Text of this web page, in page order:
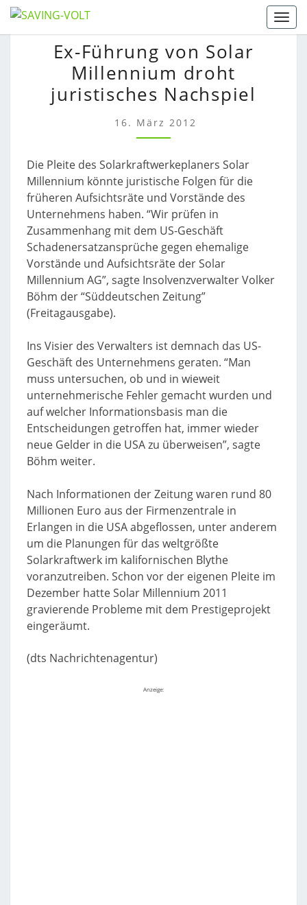
Skip
to
EX-
FÜHRUNG
VON
SOLAR
MILLENNIUM
DROHT
JURISTISCHES
Ex-Führung von Solar
Millennium droht
juristisches Nachspiel
16. März 2012
Die Pleite des Solarkraftwerkeplaners Solar
Millennium könnte juristische Folgen für die
früheren Aufsichtsräte und Vorstände des
Unternehmens haben. “Wir prüfen in
Zusammenhang mit dem US-Geschäft
Schadenersatzansprüche gegen ehemalige
Vorstände und Aufsichtsräte der Solar
Millennium AG”, sagte Insolvenzverwalter Volker
Böhm der “Süddeutschen Zeitung”
(Freitagausgabe).
Ins Visier des Verwalters ist demnach das US-
Geschäft des Unternehmens geraten. “Man
muss untersuchen, ob und in wieweit
unternehmerische Fehler gemacht wurden und
auf welcher Informationsbasis man die
Entscheidungen getroffen hat, immer wieder
neue Gelder in die USA zu überweisen”, sagte
Böhm weiter.
Nach Informationen der Zeitung waren rund 80
Millionen Euro aus der Firmenzentrale in
Erlangen in die USA abgeflossen, unter anderem
um die Planungen für das weltgrößte
Solarkraftwerk im kalifornischen Blythe
voranzutreiben. Schon vor der eigenen Pleite im
Dezember hatte Solar Millennium 2011
gravierende Probleme mit dem Prestigeprojekt
eingeräumt.
(dts Nachrichtenagentur)
Anzeige: